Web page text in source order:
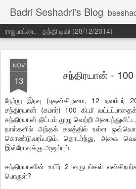
Badri Seshadri's Blog
ராஜபாட்டை - தந்தி டிவி (28/12/2014)
NOV
13 சந்திரயான் - 100
நேற்று இரவு (புதன்கிழமை, 12 நவம்பர்
சந்திரயான் (சுமார்) 100 கி.மீ
சந்திரயான் திட்டம் முழு வெற்றி
நாள்களில் அந்தக் கலத்தில் உள்ள
கொண்டுவரப்படும். தொடர்ந்து, அவை
இஸ்ரோவுக்கு அனுப்பும்.
சந்திரயானின் உயிர் 2 வருடங்கள்
பொருள்?